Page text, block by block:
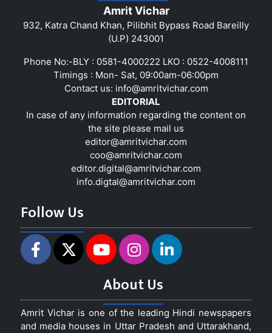
Amrit Vichar
932, Katra Chand Khan, Pilibhit Bypass Road Bareilly
(U.P) 243001
Phone No:-BLY : 0581-4000222 LKO : 0522-4008111
Timings : Mon- Sat, 09:00am-06:00pm
Contact us: info@amritvichar.com
EDITORIAL
In case of any information regarding the content on
the site please mail us
editor@amritvichar.com
coo@amritvichar.com
editor.digital@amritvichar.com
info.digtal@amritvichar.com
Follow Us
About Us
Amrit Vichar is one of the leading Hindi newspapers
and media houses in Uttar Pradesh and Uttarakhand,